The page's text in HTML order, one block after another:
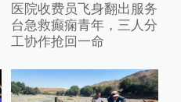
医院收费员飞身翻出服务
台急救癫痫青年，三人分
工协作抢回一命